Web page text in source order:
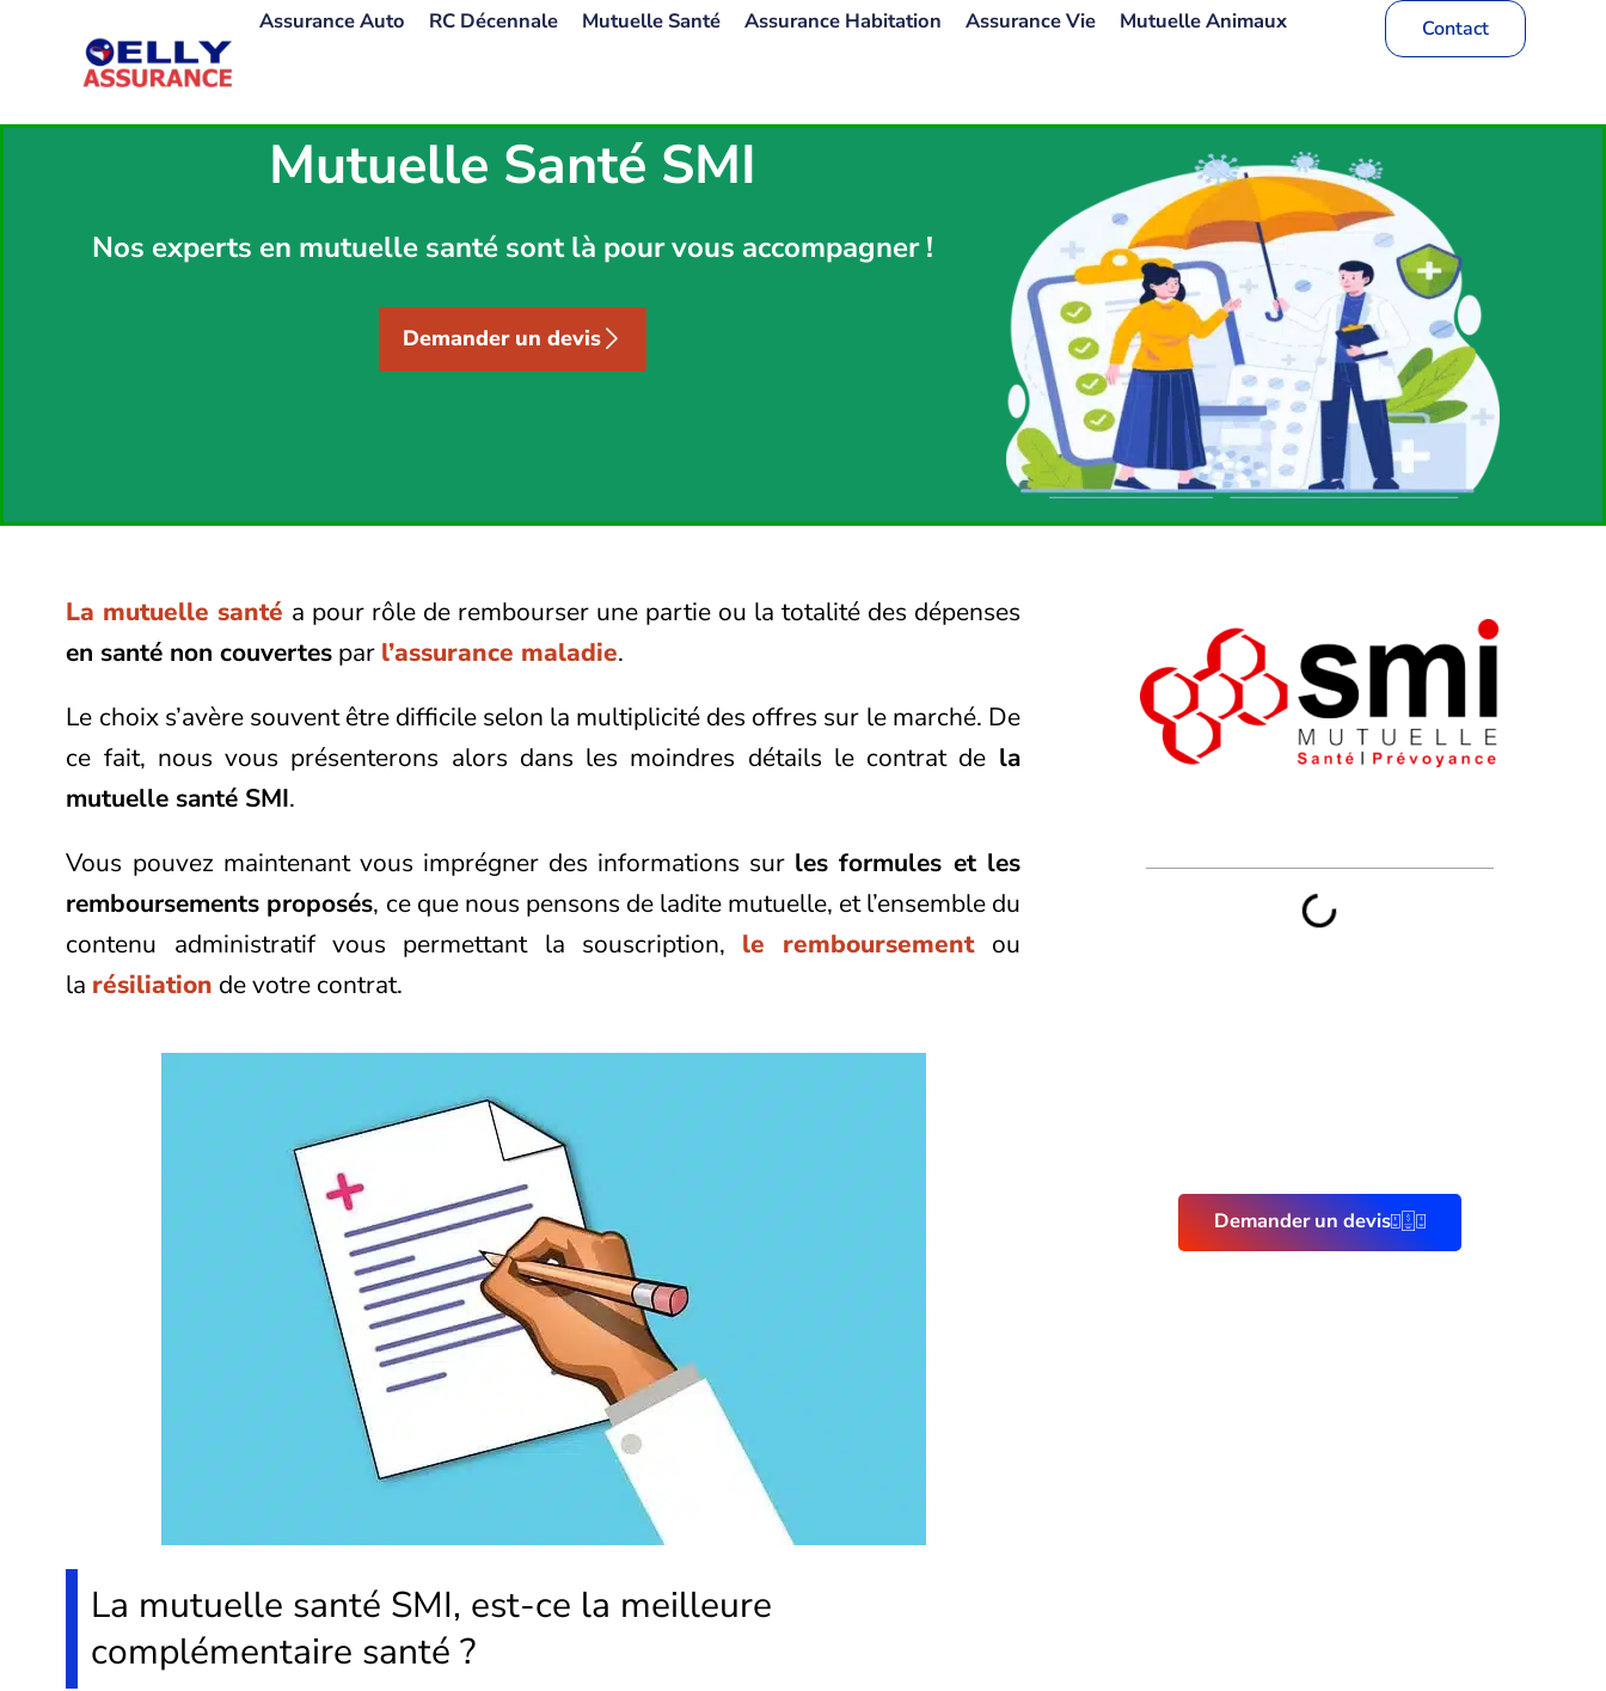
Assurance Auto RC Décennale Mutuelle Santé Assurance Habitation Assurance Vie Mutuelle Animaux Contact
Mutuelle Santé SMI
Nos experts en mutuelle santé sont là pour vous accompagner !
Demander un devis
La mutuelle santé a pour rôle de rembourser une partie ou la totalité des dépenses
en santé non couvertes par l’assurance maladie.
Le choix s’avère souvent être difficile selon la multiplicité des offres sur le marché. De
ce fait, nous vous présenterons alors dans les moindres détails le contrat de la
mutuelle santé SMI.
Vous pouvez maintenant vous imprégner des informations sur les formules et les
remboursements proposés, ce que nous pensons de ladite mutuelle, et l’ensemble du
contenu administratif vous permettant la souscription, le remboursementou
la résiliation de votre contrat.
La mutuelle santé SMI, est-ce la meilleure
complémentaire santé ?
Demander un devis